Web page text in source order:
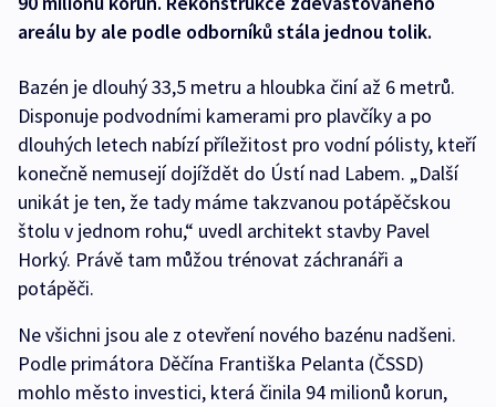
areálu by ale podle odborníků stála jednou tolik.
Bazén je dlouhý 33,5 metru a hloubka činí až 6 metrů.
Disponuje podvodními kamerami pro plavčíky a po
dlouhých letech nabízí příležitost pro vodní pólisty, kteří
konečně nemusejí dojíždět do Ústí nad Labem. „Další
unikát je ten, že tady máme takzvanou potápěčskou
štolu v jednom rohu,“ uvedl architekt stavby Pavel
Horký. Právě tam můžou trénovat záchranáři a
potápěči.
Ne všichni jsou ale z otevření nového bazénu nadšeni.
Podle primátora Děčína Františka Pelanta (ČSSD)
mohlo město investici, která činila 94 milionů korun,